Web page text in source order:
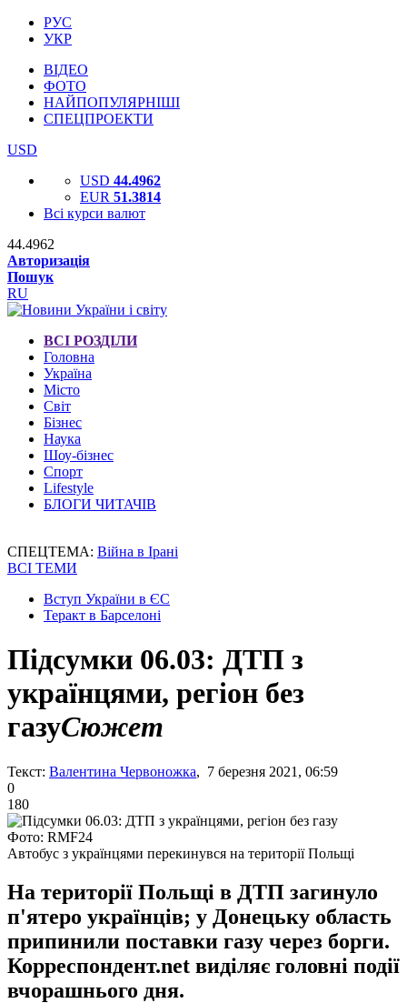
РУС
УКР
ВІДЕО
ФОТО
НАЙПОПУЛЯРНІШІ
СПЕЦПРОЕКТИ
USD
USD 44.4962
EUR 51.3814
Всі курси валют
44.4962
Авторизація
Пошук
RU
ВСІ РОЗДІЛИ
Головна
Україна
Місто
Світ
Бізнес
Наука
Шоу-бізнес
Спорт
Lifestyle
БЛОГИ ЧИТАЧІВ
СПЕЦТЕМА: Війна в Ірані
ВСІ ТЕМИ
Вступ України в ЄС
Теракт в Барселоні
Підсумки 06.03: ДТП з
українцями, регіон без
газуСюжет
Текст: Валентина Червоножка, 7 березня 2021, 06:59
0
180
Фото: RMF24
Автобус з українцями перекинувся на території Польщі
На території Польщі в ДТП загинуло
п'ятеро українців; у Донецьку область
припинили поставки газу через борги.
Корреспондент.net виділяє головні події
вчорашнього дня.